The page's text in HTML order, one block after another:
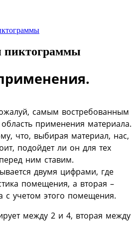
пиктограммы
самым востребованным
применения материала.
что, выбирая материал, нас,
подойдет ли он для тех
ним ставим.
двумя цифрами, где
помещения, а вторая –
с учетом этого помещения.
между 2 и 4, вторая между